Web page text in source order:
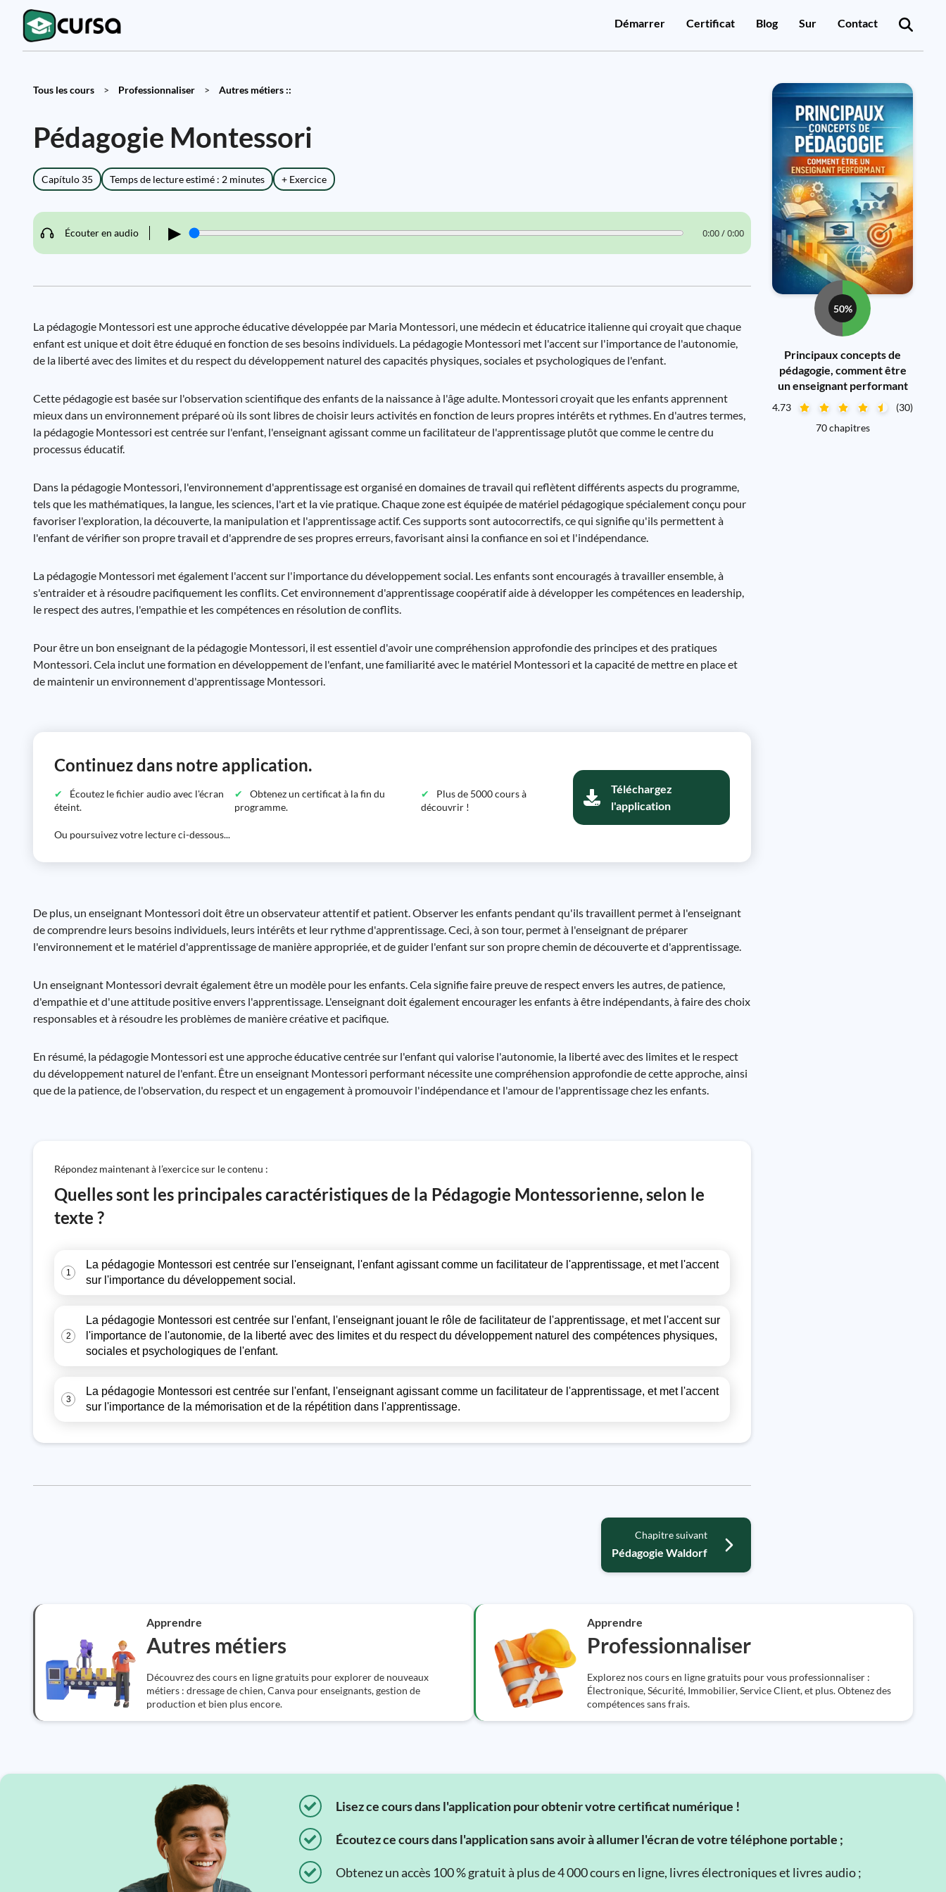
Démarrer Certificat Blog Sur Contact
Tous les cours > Professionnaliser > Autres métiers ::
Pédagogie Montessori
Capítulo 35 Temps de lecture estimé : 2 minutes + Exercice
Écouter en audio ▶ 0:00 / 0:00
La pédagogie Montessori est une approche éducative développée par Maria Montessori, une médecin et éducatrice italienne qui croyait que chaque
enfant est unique et doit être éduqué en fonction de ses besoins individuels. La pédagogie Montessori met l'accent sur l'importance de l'autonomie,
de la liberté avec des limites et du respect du développement naturel des capacités physiques, sociales et psychologiques de l'enfant.
Cette pédagogie est basée sur l'observation scientifique des enfants de la naissance à l'âge adulte. Montessori croyait que les enfants apprennent
mieux dans un environnement préparé où ils sont libres de choisir leurs activités en fonction de leurs propres intérêts et rythmes. En d'autres termes,
la pédagogie Montessori est centrée sur l'enfant, l'enseignant agissant comme un facilitateur de l'apprentissage plutôt que comme le centre du
processus éducatif.
Dans la pédagogie Montessori, l'environnement d'apprentissage est organisé en domaines de travail qui reflètent différents aspects du programme,
tels que les mathématiques, la langue, les sciences, l'art et la vie pratique. Chaque zone est équipée de matériel pédagogique spécialement conçu pour
favoriser l'exploration, la découverte, la manipulation et l'apprentissage actif. Ces supports sont autocorrectifs, ce qui signifie qu'ils permettent à
l'enfant de vérifier son propre travail et d'apprendre de ses propres erreurs, favorisant ainsi la confiance en soi et l'indépendance.
La pédagogie Montessori met également l'accent sur l'importance du développement social. Les enfants sont encouragés à travailler ensemble, à
s'entraider et à résoudre pacifiquement les conflits. Cet environnement d'apprentissage coopératif aide à développer les compétences en leadership,
le respect des autres, l'empathie et les compétences en résolution de conflits.
Pour être un bon enseignant de la pédagogie Montessori, il est essentiel d'avoir une compréhension approfondie des principes et des pratiques
Montessori. Cela inclut une formation en développement de l'enfant, une familiarité avec le matériel Montessori et la capacité de mettre en place et
de maintenir un environnement d'apprentissage Montessori.
Continuez dans notre application.
Écoutez le fichier audio avec l'écran
éteint.
Obtenez un certificat à la fin du
programme.
Plus de 5000 cours à
découvrir !
Ou poursuivez votre lecture ci-dessous...
Téléchargez
l'application
De plus, un enseignant Montessori doit être un observateur attentif et patient. Observer les enfants pendant qu'ils travaillent permet à l'enseignant
de comprendre leurs besoins individuels, leurs intérêts et leur rythme d'apprentissage. Ceci, à son tour, permet à l'enseignant de préparer
l'environnement et le matériel d'apprentissage de manière appropriée, et de guider l'enfant sur son propre chemin de découverte et d'apprentissage.
Un enseignant Montessori devrait également être un modèle pour les enfants. Cela signifie faire preuve de respect envers les autres, de patience,
d'empathie et d'une attitude positive envers l'apprentissage. L'enseignant doit également encourager les enfants à être indépendants, à faire des choix
responsables et à résoudre les problèmes de manière créative et pacifique.
En résumé, la pédagogie Montessori est une approche éducative centrée sur l'enfant qui valorise l'autonomie, la liberté avec des limites et le respect
du développement naturel de l'enfant. Être un enseignant Montessori performant nécessite une compréhension approfondie de cette approche, ainsi
que de la patience, de l'observation, du respect et un engagement à promouvoir l'indépendance et l'amour de l'apprentissage chez les enfants.
Répondez maintenant à l’exercice sur le contenu :
Quelles sont les principales caractéristiques de la Pédagogie Montessorienne, selon le
texte ?
1
La pédagogie Montessori est centrée sur l'enseignant, l'enfant agissant comme un facilitateur de l'apprentissage, et met l'accent
sur l'importance du développement social.
2
La pédagogie Montessori est centrée sur l'enfant, l'enseignant jouant le rôle de facilitateur de l'apprentissage, et met l'accent sur
l'importance de l'autonomie, de la liberté avec des limites et du respect du développement naturel des compétences physiques,
sociales et psychologiques de l'enfant.
3
La pédagogie Montessori est centrée sur l'enfant, l'enseignant agissant comme un facilitateur de l'apprentissage, et met l'accent
sur l'importance de la mémorisation et de la répétition dans l'apprentissage.
Chapitre suivant
Pédagogie Waldorf
50%
Principaux concepts de
pédagogie, comment être
un enseignant performant
4.73
(30)
70 chapitres
Apprendre
Autres métiers
Découvrez des cours en ligne gratuits pour explorer de nouveaux
métiers : dressage de chien, Canva pour enseignants, gestion de
production et bien plus encore.
Apprendre
Professionnaliser
Explorez nos cours en ligne gratuits pour vous professionnaliser :
Électronique, Sécurité, Immobilier, Service Client, et plus. Obtenez des
compétences sans frais.
Lisez ce cours dans l'application pour obtenir votre certificat numérique !
Écoutez ce cours dans l'application sans avoir à allumer l'écran de votre téléphone portable ;
Obtenez un accès 100 % gratuit à plus de 4 000 cours en ligne, livres électroniques et livres audio ;